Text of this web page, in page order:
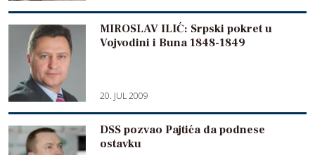
MIROSLAV ILIĆ: Srpski pokret u
Vojvodini i Buna 1848-1849
20. JUL 2009
DSS pozvao Pajtića da podnese
ostavku